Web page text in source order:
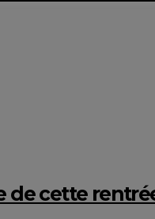
de cette